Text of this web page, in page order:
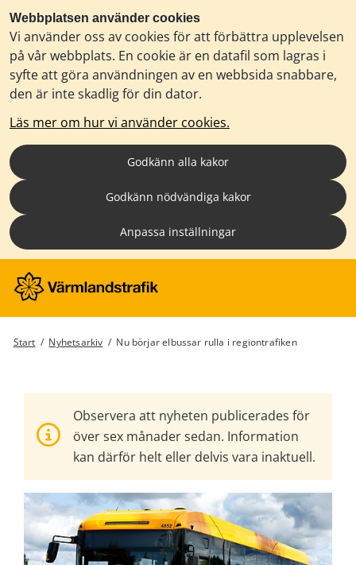
Webbplatsen använder cookies
Vi använder oss av cookies för att förbättra upplevelsen
på vår webbplats. En cookie är en datafil som lagras i
syfte att göra användningen av en webbsida snabbare,
den är inte skadlig för din dator.
Läs mer om hur vi använder cookies.
Godkänn alla kakor
Godkänn nödvändiga kakor
Anpassa inställningar
Start / Nyhetsarkiv / Nu börjar elbussar rulla i regiontrafiken
Observera att nyheten publicerades för
över sex månader sedan. Information
kan därför helt eller delvis vara inaktuell.